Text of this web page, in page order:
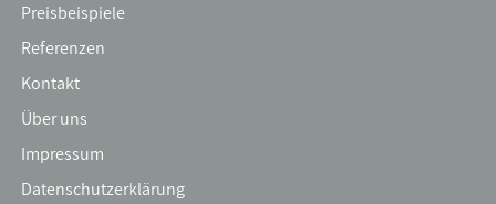
Preisbeispiele
Referenzen
Kontakt
Über uns
Impressum
Datenschutzerklärung